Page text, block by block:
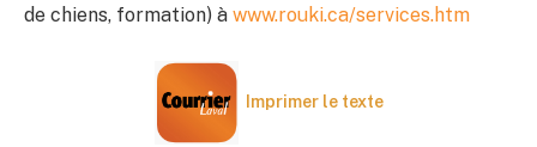
de chiens, formation) à www.rouki.ca/services.htm
Imprimer le texte